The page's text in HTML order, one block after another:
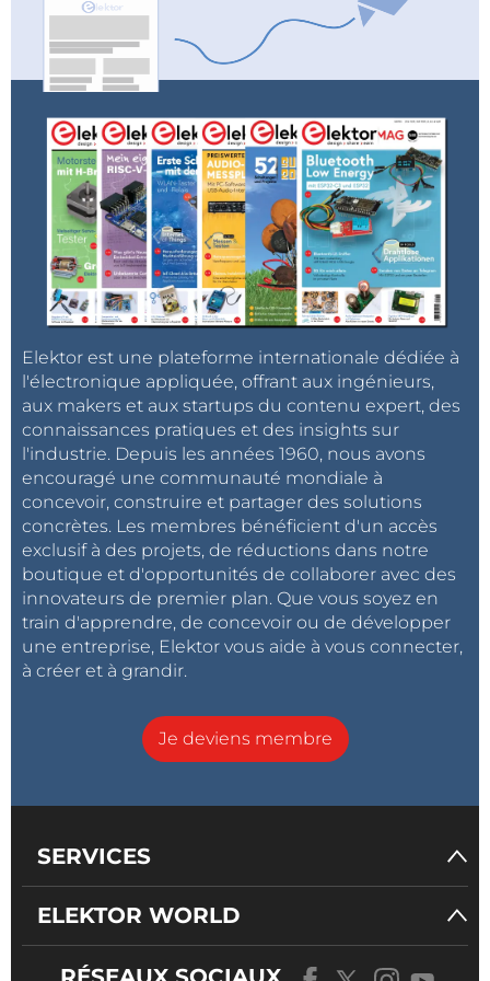
Elektor est une plateforme internationale dédiée à
l'électronique appliquée, offrant aux ingénieurs,
aux makers et aux startups du contenu expert, des
connaissances pratiques et des insights sur
l'industrie. Depuis les années 1960, nous avons
encouragé une communauté mondiale à
concevoir, construire et partager des solutions
concrètes. Les membres bénéficient d'un accès
exclusif à des projets, de réductions dans notre
boutique et d'opportunités de collaborer avec des
innovateurs de premier plan. Que vous soyez en
train d'apprendre, de concevoir ou de développer
une entreprise, Elektor vous aide à vous connecter,
à créer et à grandir.
Je deviens membre
SERVICES
ELEKTOR WORLD